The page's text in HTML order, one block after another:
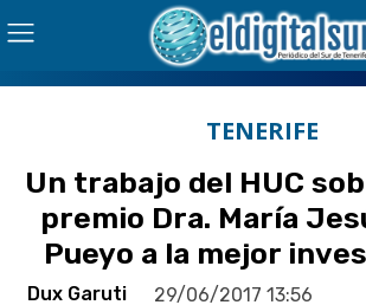
TENERIFE
Un trabajo del HUC
premio Dra. María
Pueyo a la mejor
Dux Garuti 29/06/2017 13:56